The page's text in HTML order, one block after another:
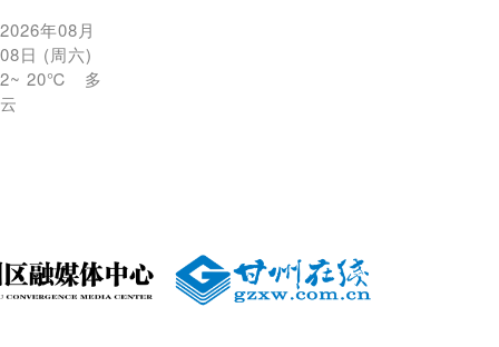
2026年08月
08日 (周六)
2~ 20℃
多
云